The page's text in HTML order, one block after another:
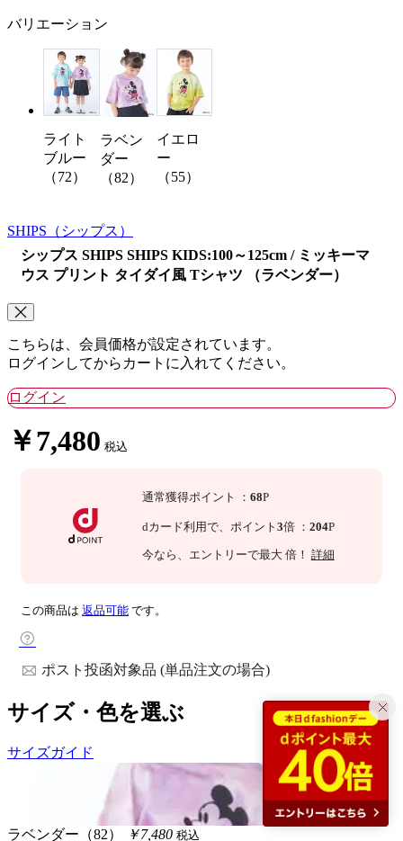
バリエーション
ライト
ブルー
（72）
ラベン
ダー
（82）
イエロ
ー
（55）
SHIPS （シップス）
シップス SHIPS SHIPS KIDS:100～125cm / ミッキーマ
ウス プリント タイダイ風 Tシャツ （ラベンダー）
こちらは、会員価格が設定されています。
ログインしてからカートに入れてください。
ログイン
￥7,480 税込
通常獲得ポイント ： 68P
dカード利用で、 ポイント 3倍 ： 204P
今なら 、エントリーで最大 倍！ 詳細
この商品は 返品可能 です。
ポスト投函対象品 (単品注文の場合)
サイズ・色を選ぶ
サイズガイド
ラベンダー（82） ￥7,480 税込